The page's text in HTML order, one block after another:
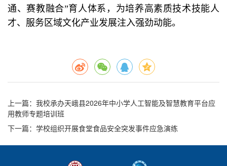
通、赛教融合”育人体系，为培养高素质技术技能人
才、服务区域文化产业发展注入强劲动能。
上一篇：我校承办天峨县2026年中小学人工智能及智慧教育平台应
用教师专题培训班
下一篇：学校组织开展食堂食品安全突发事件应急演练